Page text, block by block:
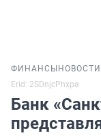
ФИНАНСЫ
Erid: 2SDnjcPhxpa
Банк